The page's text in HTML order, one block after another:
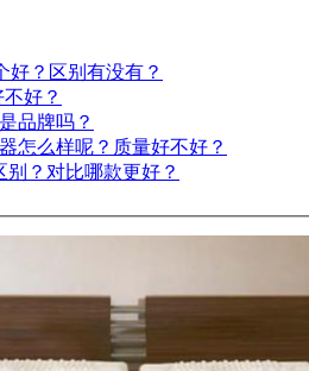
好？区别有没有？
好？
品牌吗？
怎么样呢？质量好不好？
别？对比哪款更好？